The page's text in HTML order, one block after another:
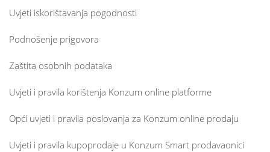
Uvjeti iskorištavanja pogodnosti
Podnošenje prigovora
Zaštita osobnih podataka
Uvjeti i pravila korištenja Konzum online platforme
Opći uvjeti i pravila poslovanja za Konzum online prodaju
Uvjeti i pravila kupoprodaje u Konzum Smart prodavaonici